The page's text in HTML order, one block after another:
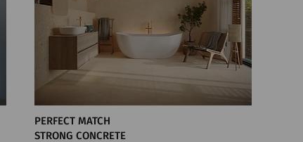
PERFECT MATCH
STRONG CONCRETE